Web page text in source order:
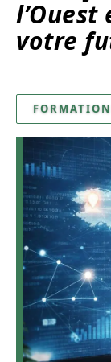
votre
FORMATION